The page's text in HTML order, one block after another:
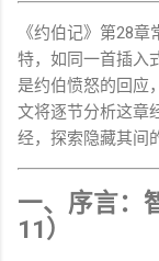
《约伯记》第28
特，如同一首插入
是约伯愤怒的回应
文将逐节分析这章
经，探索隐藏其间
一、序言：
11）